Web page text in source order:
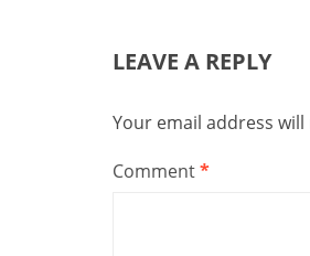
LEAVE A REPLY
Your email address
Comment*